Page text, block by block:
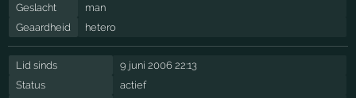
Geslacht
man
Geaardheid
hetero
Lid sinds
9 juni 2006 22:13
Status
actief